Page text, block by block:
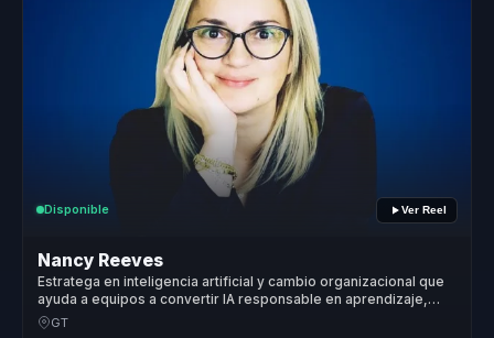
Disponible Ver Reel
Nancy Reeves
Estratega en inteligencia artificial y cambio organizacional que
ayuda a equipos a convertir IA responsable en aprendizaje,
cultura y ventaja competitiva.
GT